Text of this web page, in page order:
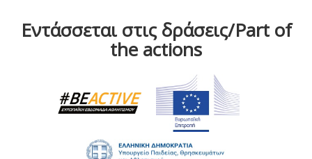
Εντάσσεται στις δράσεις/Part of
the actions